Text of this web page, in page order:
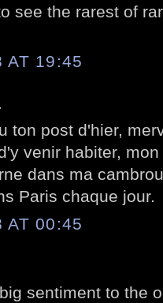
see the rarest of
AT 19:45
ton post d'hier,
venir habiter,
dans ma
Paris chaque jour.
AT 00:45
sentiment to the